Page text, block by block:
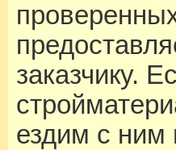
заказчику.
ездим с ним